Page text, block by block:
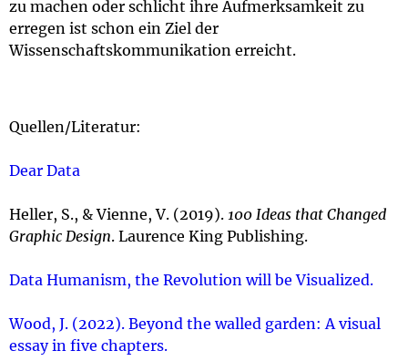
zu machen oder schlicht ihre Aufmerksamkeit zu
erregen ist schon ein Ziel der
Wissenschaftskommunikation erreicht.
Quellen/Literatur:
Dear Data
Heller, S., & Vienne, V. (2019). 100 Ideas that Changed
Graphic Design. Laurence King Publishing.
Data Humanism, the Revolution will be Visualized.
Wood, J. (2022). Beyond the walled garden: A visual
essay in five chapters.